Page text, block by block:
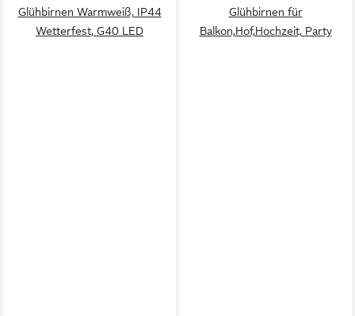
Glühbirnen Warmweiß, IP44
Wetterfest, G40 LED
Glühbirnen für
Balkon,Hof,Hochzeit, Party